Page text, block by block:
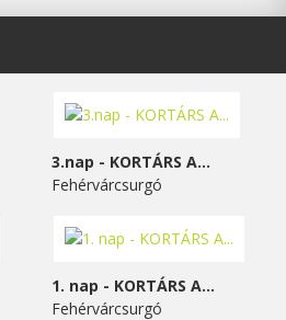
3.nap - KORTÁRS A...
Fehérvárcsurgó
1. nap - KORTÁRS A...
Fehérvárcsurgó